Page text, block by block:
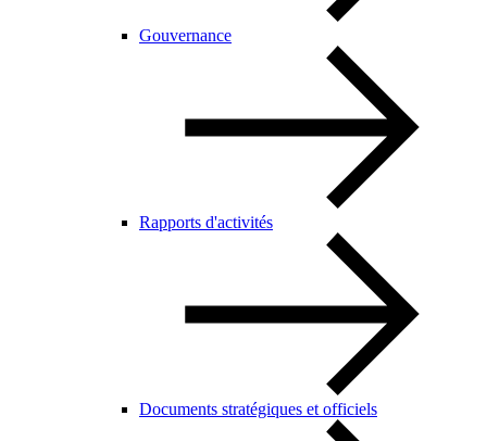
Gouvernance
Rapports d'activités
Documents stratégiques et officiels